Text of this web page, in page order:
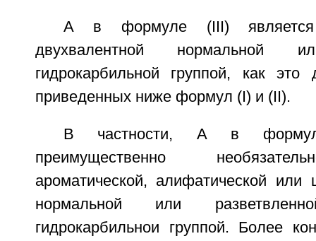
А в формуле (III) является
двухвалентной нормальной
гидрокарбильной группой, как
приведенных ниже формул (I) и (II).
В частности, А в
преимущественно
ароматической, алифатической или
нормальной или
гидрокарбильнои группой. Более